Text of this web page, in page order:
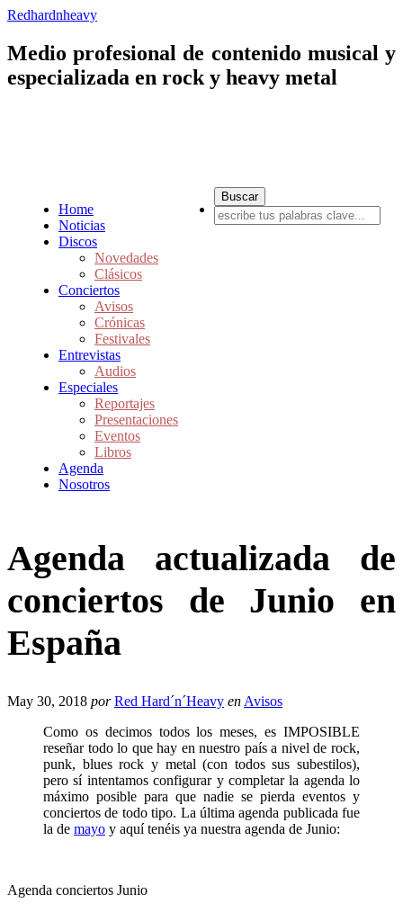
Redhardnheavy
Medio profesional de contenido musical y
especializada en rock y heavy metal
Home
Noticias
Discos
Novedades
Clásicos
Conciertos
Avisos
Crónicas
Festivales
Entrevistas
Audios
Especiales
Reportajes
Presentaciones
Eventos
Libros
Agenda
Nosotros
Agenda actualizada de
conciertos de Junio en
España
May 30, 2018 por Red Hard´n´Heavy en Avisos
Como os decimos todos los meses, es IMPOSIBLE
reseñar todo lo que hay en nuestro país a nivel de rock,
punk, blues rock y metal (con todos sus subestilos),
pero sí intentamos configurar y completar la agenda lo
máximo posible para que nadie se pierda eventos y
conciertos de todo tipo. La última agenda publicada fue
la de mayo y aquí tenéis ya nuestra agenda de Junio:
Agenda conciertos Junio